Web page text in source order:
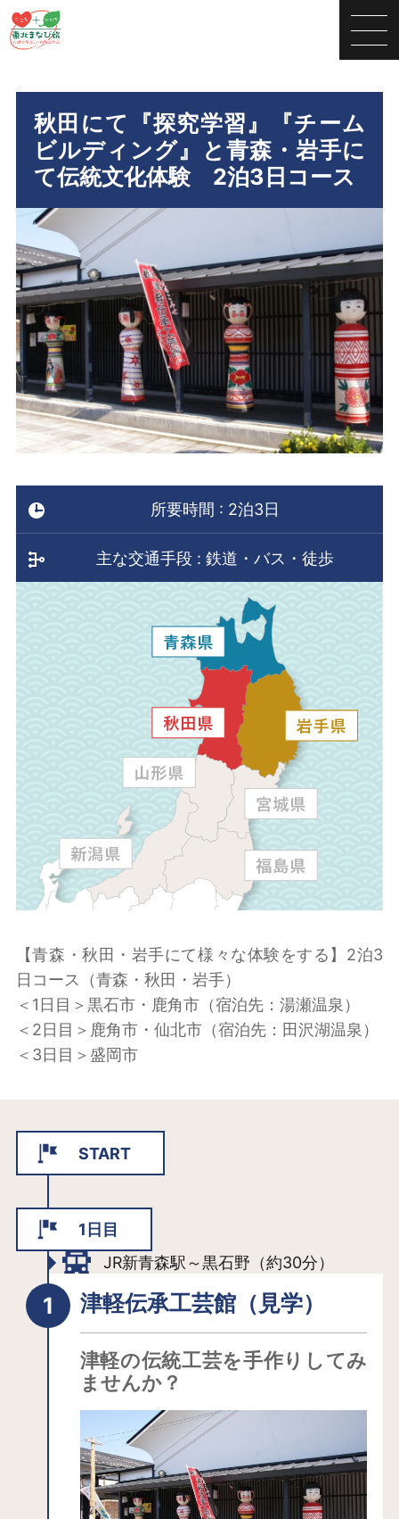
秋田にて『探究学習』『チーム
ビルディング』と青森・岩手に
て伝統文化体験 2泊3日コース
所要時間 : 2泊3日
主な交通手段 : 鉄道・バス・徒歩
【青森・秋田・岩手にて様々な体験をする】2泊3
日コース（青森・秋田・岩手）
＜1日目＞黒石市・鹿角市（宿泊先：湯瀬温泉）
＜2日目＞鹿角市・仙北市（宿泊先：田沢湖温泉）
＜3日目＞盛岡市
START
1日目
JR新青森駅～黒石野（約30分）
津軽伝承工芸館（見学）
津軽の伝統工芸を手作りしてみ
ませんか？